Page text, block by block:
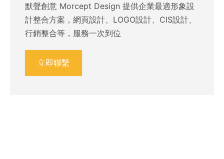
默聲創意 Morcept Design 提供企業最適形象設
計整合方案，網頁設計、LOGO設計、CIS設計、
行銷整合等，服務一次到位
立即聯繫